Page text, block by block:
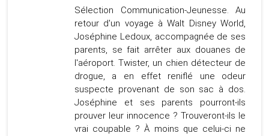
Sélection Communication-Jeunesse. Au
retour d'un voyage à Walt Disney World,
Joséphine Ledoux, accompagnée de ses
parents, se fait arrêter aux douanes de
l'aéroport. Twister, un chien détecteur de
drogue, a en effet reniflé une odeur
suspecte provenant de son sac à dos.
Joséphine et ses parents pourront-ils
prouver leur innocence ? Trouveront-ils le
vrai coupable ? À moins que celui-ci ne